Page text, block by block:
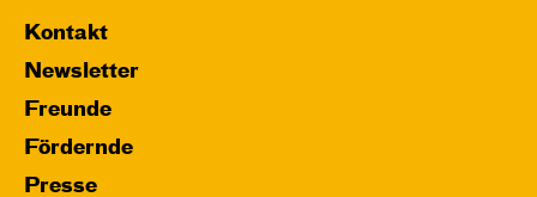
Kontakt
Newsletter
Freunde
Fördernde
Presse